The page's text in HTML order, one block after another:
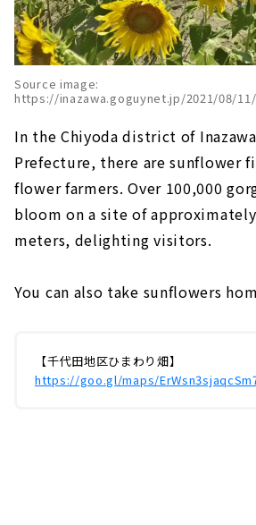
Source image:
https://inazawa.goguynet.jp/2021/08/
In the Chiyoda district of
Prefecture, there are sunflower
flower farmers. Over 100,000
bloom on a site of
meters, delighting visitors.
You can also take sunflowers
【千代田地区ひまわり畑】
https://goo.gl/maps/